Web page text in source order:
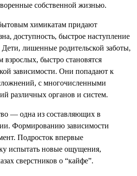
собственной жизнью.
химикатам придают
доступность, быстрое наступление
лишенные родительской заботы,
быстро становятся
зависимости. Они попадают к
с многочисленными
различных органов и систем.
— одна из составляющих в
Формированию зависимости
Подросток впервые
испытать новые ощущения,
сверстников о “кайфе”.